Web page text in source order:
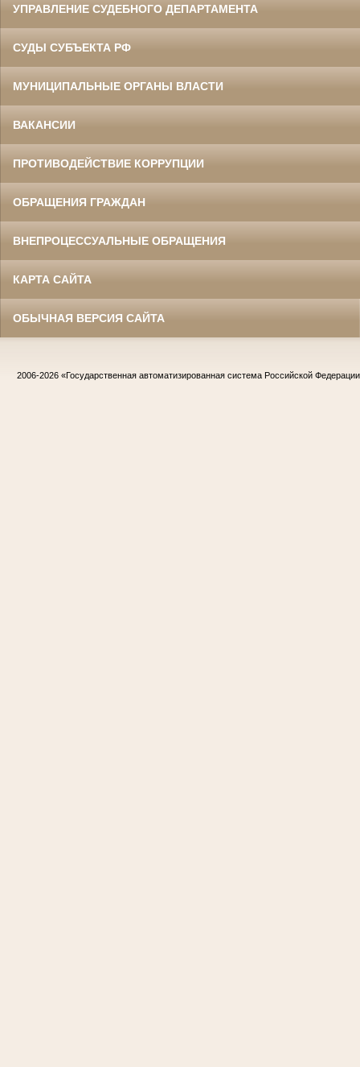
УПРАВЛЕНИЕ СУДЕБНОГО ДЕПАРТАМЕНТА
СУДЫ СУБЪЕКТА РФ
МУНИЦИПАЛЬНЫЕ ОРГАНЫ ВЛАСТИ
ВАКАНСИИ
ПРОТИВОДЕЙСТВИЕ КОРРУПЦИИ
ОБРАЩЕНИЯ ГРАЖДАН
ВНЕПРОЦЕССУАЛЬНЫЕ ОБРАЩЕНИЯ
КАРТА САЙТА
ОБЫЧНАЯ ВЕРСИЯ САЙТА
2006-2026 «Государственная автоматизированная система Российской